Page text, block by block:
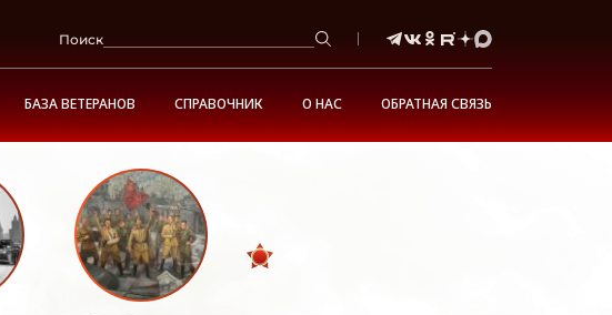
Поиск
БАЗА ВЕТЕРАНОВ СПРАВОЧНИК О НАС ОБРАТНАЯ СВЯЗЬ